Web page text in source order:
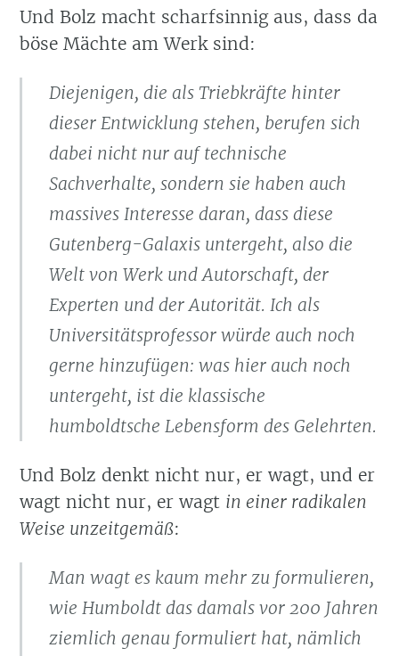
Und Bolz macht scharfsinnig aus, dass da
böse Mächte am Werk sind:
Diejenigen, die als Triebkräfte hinter
dieser Entwicklung stehen, berufen sich
dabei nicht nur auf technische
Sachverhalte, sondern sie haben auch
massives Interesse daran, dass diese
Gutenberg-Galaxis untergeht, also die
Welt von Werk und Autorschaft, der
Experten und der Autorität. Ich als
Universitätsprofessor würde auch noch
gerne hinzufügen: was hier auch noch
untergeht, ist die klassische
humboldtsche Lebensform des Gelehrten.
Und Bolz denkt nicht nur, er wagt, und er
wagt nicht nur, er wagt in einer radikalen
Weise unzeitgemäß:
Man wagt es kaum mehr zu formulieren,
wie Humboldt das damals vor 200 Jahren
ziemlich genau formuliert hat, nämlich